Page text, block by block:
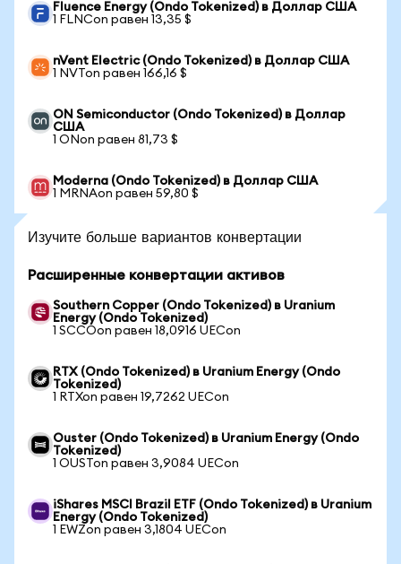
Fluence Energy (Ondo Tokenized) в Доллар США
1 FLNCon равен 13,35 $
nVent Electric (Ondo Tokenized) в Доллар США
1 NVTon равен 166,16 $
ON Semiconductor (Ondo Tokenized) в Доллар
США
1 ONon равен 81,73 $
Moderna (Ondo Tokenized) в Доллар США
1 MRNAon равен 59,80 $
Изучите больше вариантов конвертации
Расширенные конвертации активов
Southern Copper (Ondo Tokenized) в Uranium
Energy (Ondo Tokenized)
1 SCCOon равен 18,0916 UECon
RTX (Ondo Tokenized) в Uranium Energy (Ondo
Tokenized)
1 RTXon равен 19,7262 UECon
Ouster (Ondo Tokenized) в Uranium Energy (Ondo
Tokenized)
1 OUSTon равен 3,9084 UECon
iShares MSCI Brazil ETF (Ondo Tokenized) в Uranium
Energy (Ondo Tokenized)
1 EWZon равен 3,1804 UECon